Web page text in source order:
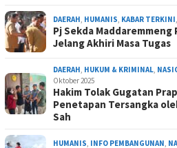
DAERAH HUMANIS KABAR TERKINI
Pj Sekda
Jelang Akhiri Masa Tugas
DAERAH HUKUM & KRIMINAL
Oktober 2025
Hakim Tolak Gugatan
Penetapan Tersangka
Sah
HUMANIS INFO PEMBANGUNAN